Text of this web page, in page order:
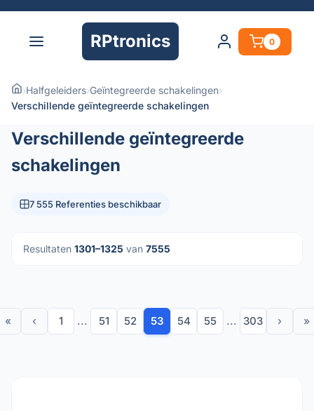
RPtronics 0
›Halfgeleiders›Geïntegreerde schakelingen›
Verschillende geïntegreerde schakelingen
Verschillende geïntegreerde
schakelingen
7 555 Referenties beschikbaar
Resultaten 1301–1325 van 7555
« ‹ 1 ... 51 52 53 54 55 ... 303 › »